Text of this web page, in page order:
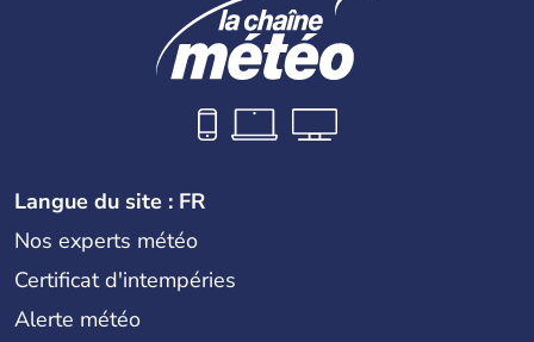
Langue du site : FR
Nos experts météo
Certificat d'intempéries
Alerte météo